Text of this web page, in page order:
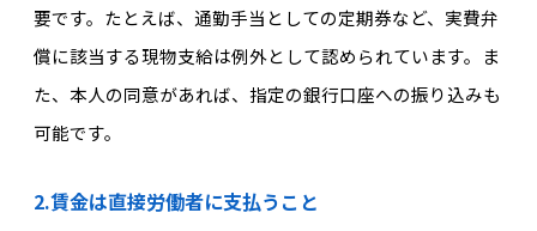
要です。たとえば、通勤手当としての定期券など、実費弁
償に該当する現物支給は例外として認められています。ま
た、本人の同意があれば、指定の銀行口座への振り込みも
可能です。
2.賃金は直接労働者に支払うこと